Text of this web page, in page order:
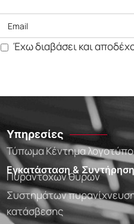
Έχω διαβάσει και
Υπηρεσίες
Τύπωμα Κέντημα
Εγκατάσταση &
Πυράντοχων θυρών
Συστημάτων
κατάσβεσης